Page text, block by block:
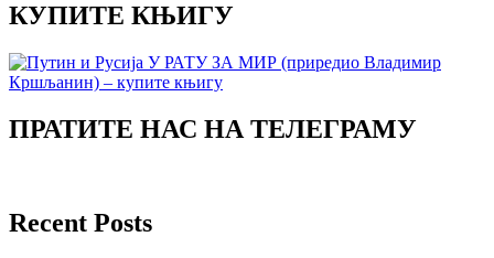
КУПИТЕ КЊИГУ
ПРАТИТЕ НАС НА ТЕЛЕГРАМУ
Recent Posts